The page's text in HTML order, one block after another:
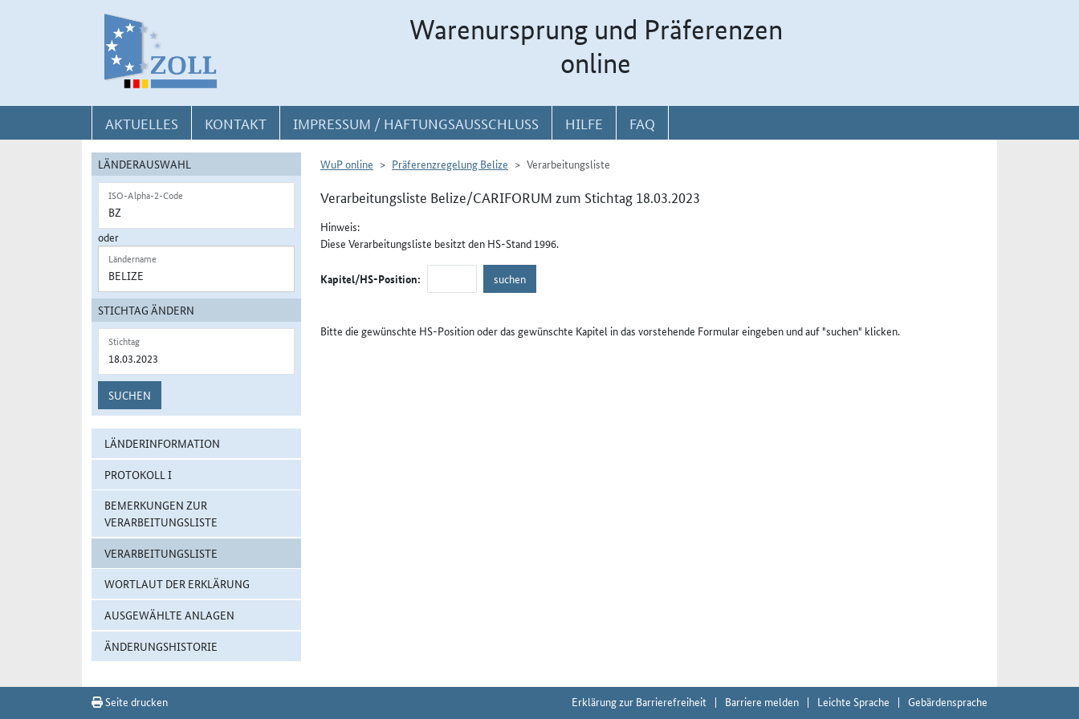
Warenursprung und Präferenzen
online
AKTUELLES KONTAKT IMPRESSUM / HAFTUNGSAUSSCHLUSS HILFE FAQ
LÄNDERAUSWAHL
ISO-Alpha-2-Code
oder
Ländername
STICHTAG ÄNDERN
Stichtag
SUCHEN
LÄNDERINFORMATION
PROTOKOLL I
BEMERKUNGEN ZUR
VERARBEITUNGSLISTE
VERARBEITUNGSLISTE
WORTLAUT DER ERKLÄRUNG
AUSGEWÄHLTE ANLAGEN
ÄNDERUNGSHISTORIE
WuP online Präferenzregelung Belize Verarbeitungsliste
Verarbeitungsliste Belize/CARIFORUM zum Stichtag 18.03.2023
Hinweis:
Diese Verarbeitungsliste besitzt den HS-Stand 1996.
Kapitel/HS-Position:
Bitte die gewünschte HS-Position oder das gewünschte Kapitel in das vorstehende Formular eingeben und auf "suchen" klicken.
Seite drucken Erklärung zur Barrierefreiheit Barriere melden Leichte Sprache Gebärdensprache